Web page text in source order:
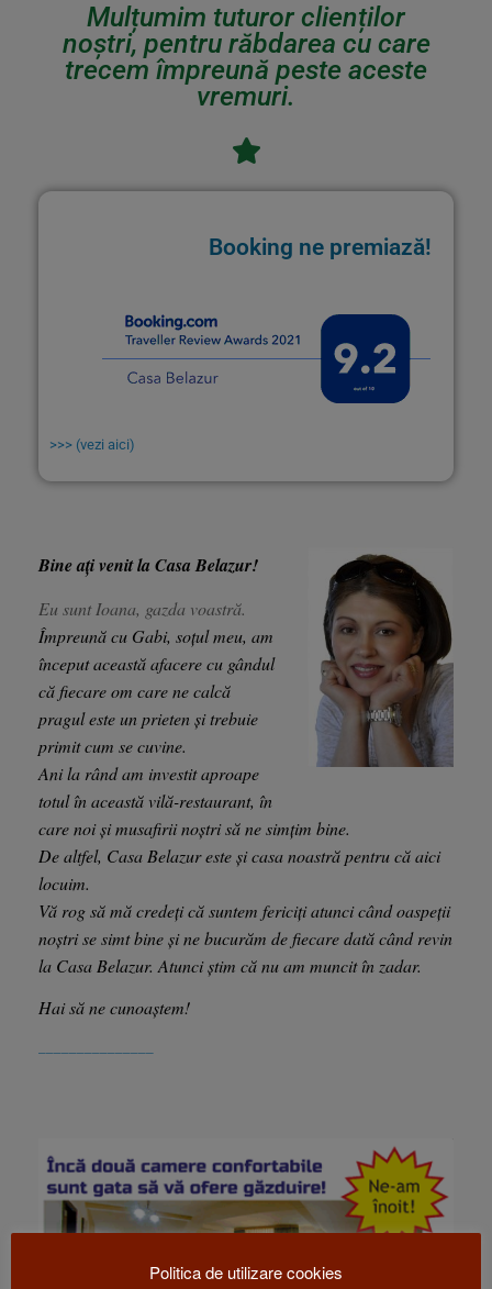
Mulțumim tuturor clienților
noștri, pentru răbdarea cu care
trecem împreună peste aceste
vremuri.
Booking ne premiază!
>>> (vezi aici)
Bine ați venit la Casa Belazur!
Eu sunt Ioana, gazda voastră.
Împreună cu Gabi, soțul meu, am
început această afacere cu gândul
că fiecare om care ne calcă
pragul este un prieten și trebuie
primit cum se cuvine.
Ani la rând am investit aproape
totul în această vilă-restaurant, în
care noi și musafirii noștri să ne simțim bine.
De altfel, Casa Belazur este și casa noastră pentru că aici
locuim.
Vă rog să mă credeți că suntem fericiți atunci când oaspeții
noștri se simt bine și ne bucurăm de fiecare dată când revin
la Casa Belazur. Atunci știm că nu am muncit în zadar.
Hai să ne cunoaștem!
Politica de utilizare cookies